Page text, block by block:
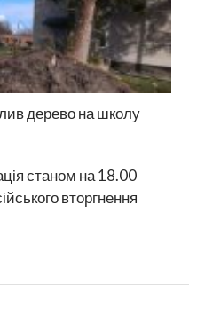
дерево на школу
станом на 18.00
вторгнення